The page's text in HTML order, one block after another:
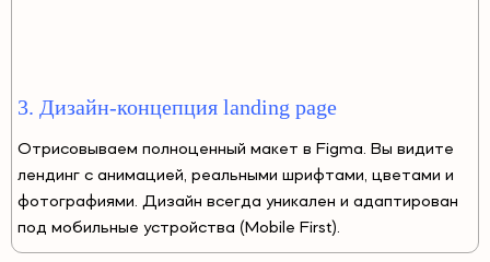
3. Дизайн-концепция landing page
Отрисовываем полноценный макет в Figma. Вы видите
лендинг с анимацией, реальными шрифтами, цветами и
фотографиями. Дизайн всегда уникален и адаптирован
под мобильные устройства (Mobile First).